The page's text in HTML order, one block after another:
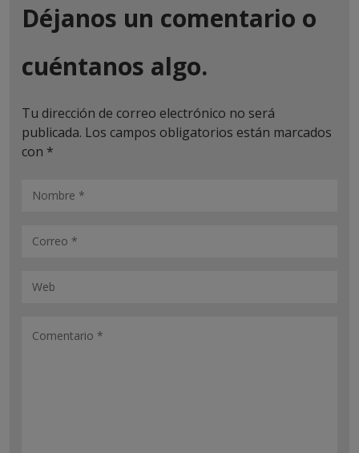
Déjanos un comentario o
cuéntanos algo.
Tu dirección de correo electrónico no será
publicada. Los campos obligatorios están marcados
con *